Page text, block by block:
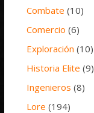
Combate (10)
Comercio (6)
Exploración (10)
Historia Elite (9)
Ingenieros (8)
Lore (194)